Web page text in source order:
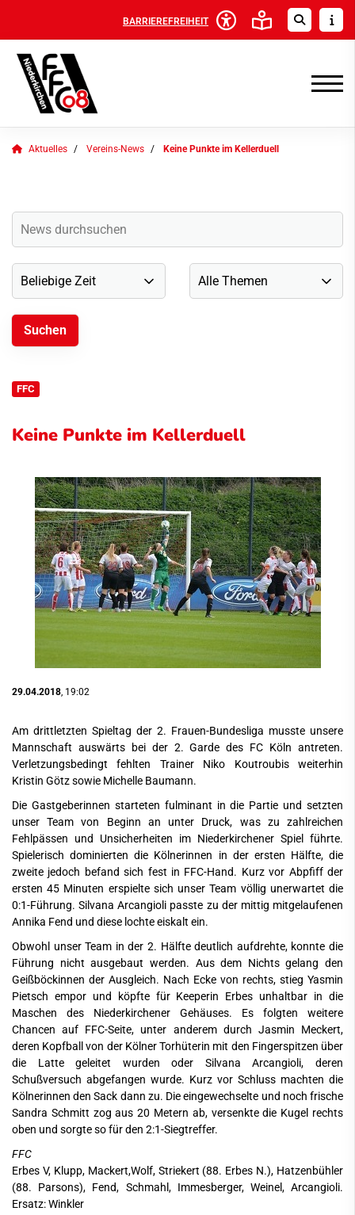
BARRIEREFREIHEIT
Aktuelles Vereins-News Keine Punkte im Kellerduell
FFC
Keine Punkte im Kellerduell
29.04.2018, 19:02
Am drittletzten Spieltag der 2. Frauen-Bundesliga musste unsere
Mannschaft auswärts bei der 2. Garde des FC Köln antreten.
Verletzungsbedingt fehlten Trainer Niko Koutroubis weiterhin
Kristin Götz sowie Michelle Baumann.
Die Gastgeberinnen starteten fulminant in die Partie und setzten
unser Team von Beginn an unter Druck, was zu zahlreichen
Fehlpässen und Unsicherheiten im Niederkirchener Spiel führte.
Spielerisch dominierten die Kölnerinnen in der ersten Hälfte, die
zweite jedoch befand sich fest in FFC-Hand. Kurz vor Abpfiff der
ersten 45 Minuten erspielte sich unser Team völlig unerwartet die
0:1-Führung. Silvana Arcangioli passte zu der mittig mitgelaufenen
Annika Fend und diese lochte eiskalt ein.
Obwohl unser Team in der 2. Hälfte deutlich aufdrehte, konnte die
Führung nicht ausgebaut werden. Aus dem Nichts gelang den
Geißböckinnen der Ausgleich. Nach Ecke von rechts, stieg Yasmin
Pietsch empor und köpfte für Keeperin Erbes unhaltbar in die
Maschen des Niederkirchener Gehäuses. Es folgten weitere
Chancen auf FFC-Seite, unter anderem durch Jasmin Meckert,
deren Kopfball von der Kölner Torhüterin mit den Fingerspitzen über
die Latte geleitet wurden oder Silvana Arcangioli, deren
Schußversuch abgefangen wurde. Kurz vor Schluss machten die
Kölnerinnen den Sack dann zu. Die eingewechselte und noch frische
Sandra Schmitt zog aus 20 Metern ab, versenkte die Kugel rechts
oben und sorgte so für den 2:1-Siegtreffer.
FFC
Erbes V, Klupp, Mackert,Wolf, Striekert (88. Erbes N.), Hatzenbühler
(88. Parsons), Fend, Schmahl, Immesberger, Weinel, Arcangioli.
Ersatz: Winkler